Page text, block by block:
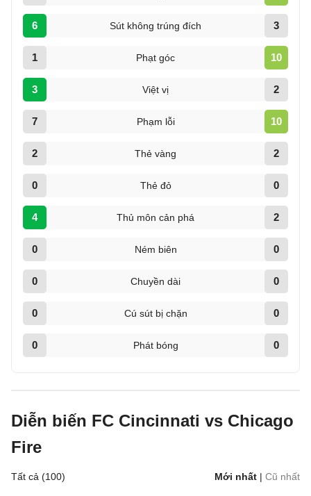
6 Sút không trúng đích 3
1 Phạt góc 10
3 Việt vị 2
7 Phạm lỗi 10
2 Thẻ vàng 2
0 Thẻ đỏ 0
4 Thủ môn cản phá 2
0 Ném biên 0
0 Chuyền dài 0
0 Cú sút bị chặn 0
0 Phát bóng 0
Diễn biến FC Cincinnati vs Chicago
Fire
Tất cả (100) Mới nhất | Cũ nhất